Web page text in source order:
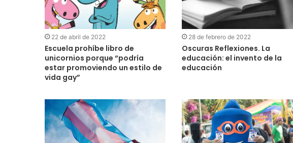
22 de abril de 2022
Escuela prohíbe libro de
unicornios porque “podría
estar promoviendo un estilo de
vida gay”
28 de febrero de 2022
Oscuras Reflexiones. La
educación: el invento de la
educación